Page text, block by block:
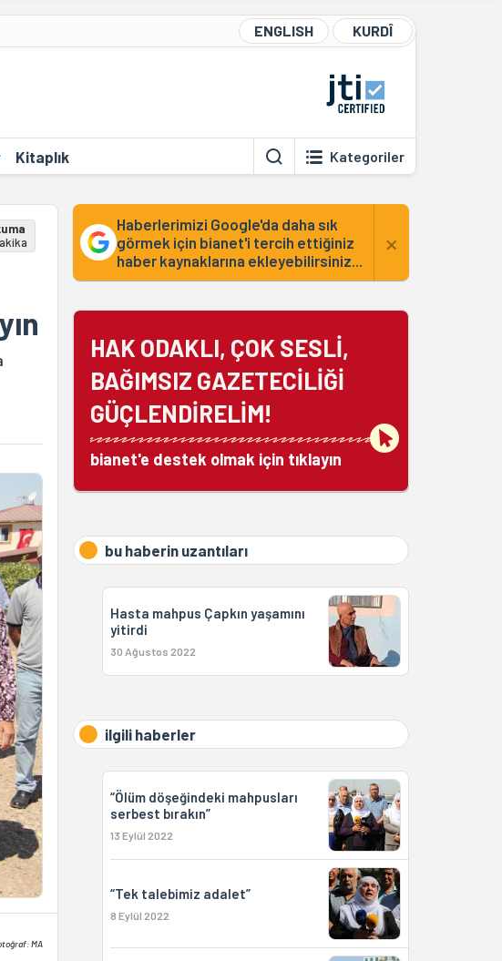
ENGLISH KURDÎ
Kitaplık Kategoriler
MA
Haberlerimizi Google'da daha sık
görmek için bianet'i tercih ettiğiniz
haber kaynaklarına ekleyebilirsiniz...
×
HAK ODAKLI, ÇOK SESLİ,
BAĞIMSIZ GAZETECİLİĞİ
GÜÇLENDİRELİM!
bianet'e destek olmak için tıklayın
bu haberin uzantıları
Hasta mahpus Çapkın yaşamını
yitirdi
30 Ağustos 2022
ilgili haberler
“Ölüm döşeğindeki mahpusları
serbest bırakın”
13 Eylül 2022
“Tek talebimiz adalet”
8 Eylül 2022